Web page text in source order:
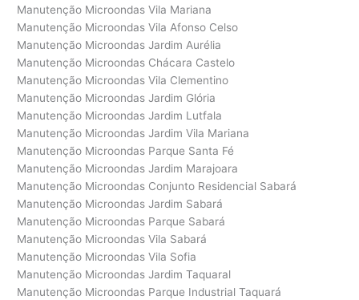
Manutenção Microondas Vila Mariana
Manutenção Microondas Vila Afonso Celso
Manutenção Microondas Jardim Aurélia
Manutenção Microondas Chácara Castelo
Manutenção Microondas Vila Clementino
Manutenção Microondas Jardim Glória
Manutenção Microondas Jardim Lutfala
Manutenção Microondas Jardim Vila Mariana
Manutenção Microondas Parque Santa Fé
Manutenção Microondas Jardim Marajoara
Manutenção Microondas Conjunto Residencial Sabará
Manutenção Microondas Jardim Sabará
Manutenção Microondas Parque Sabará
Manutenção Microondas Vila Sabará
Manutenção Microondas Vila Sofia
Manutenção Microondas Jardim Taquaral
Manutenção Microondas Parque Industrial Taquará